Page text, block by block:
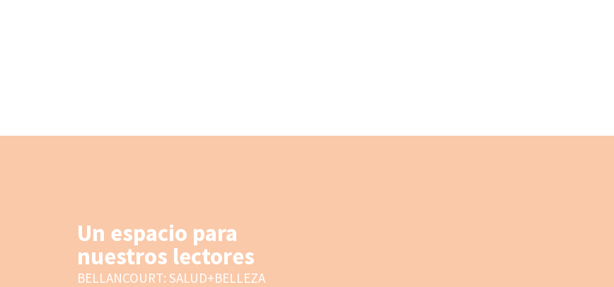
Un espacio para
nuestros lectores
BELLANCOURT: SALUD+BELLEZA